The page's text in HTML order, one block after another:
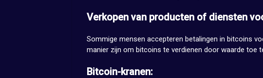
Verkopen van producten of diensten
Sommige mensen accepteren betalingen in bitcoins
manier zijn om bitcoins te verdienen door waarde toe
Bitcoin-kranen: